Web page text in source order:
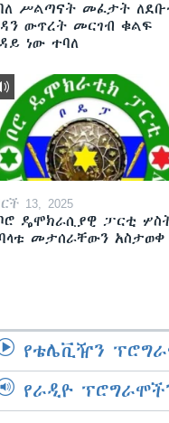
ሥልጣናት መፈታት
ውጥረት መርገብ ቁልፍ
ነው ተባለ
13, 2025
ዴሞክራሲያዊ ፓርቲ
መታሰራቸውን አስታወቀ
የቴሌቪዥን
የራዲዮ